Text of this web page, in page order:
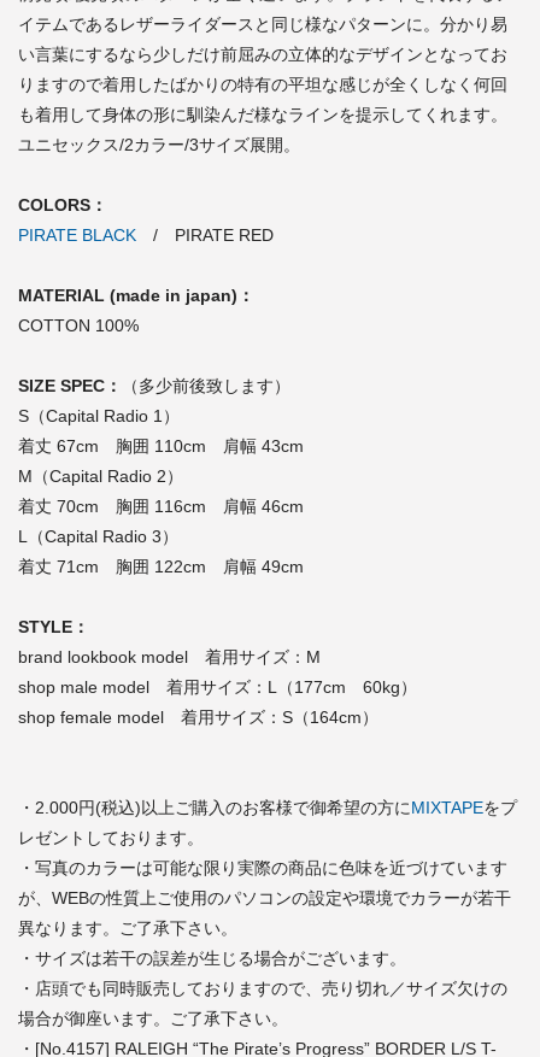
イテムであるレザーライダースと同じ様なパターンに。分かり易
い言葉にするなら少しだけ前屈みの立体的なデザインとなってお
りますので着用したばかりの特有の平坦な感じが全くしなく何回
も着用して身体の形に馴染んだ様なラインを提示してくれます。
ユニセックス/2カラー/3サイズ展開。
COLORS：
PIRATE BLACK / PIRATE RED
MATERIAL (made in japan)：
COTTON 100%
SIZE SPEC：
（多少前後致します）
S（Capital Radio 1）
着丈 67cm 胸囲 110cm 肩幅 43cm
M（Capital Radio 2）
着丈 70cm 胸囲 116cm 肩幅 46cm
L（Capital Radio 3）
着丈 71cm 胸囲 122cm 肩幅 49cm
STYLE：
brand lookbook model 着用サイズ：M
shop male model 着用サイズ：L（177cm 60kg）
shop female model 着用サイズ：S（164cm）
・2.000円(税込)以上ご購入のお客様で御希望の方にMIXTAPEをプ
レゼントしております。
・写真のカラーは可能な限り実際の商品に色味を近づけています
が、WEBの性質上ご使用のパソコンの設定や環境でカラーが若干
異なります。ご了承下さい。
・サイズは若干の誤差が生じる場合がございます。
・店頭でも同時販売しておりますので、売り切れ／サイズ欠けの
場合が御座います。ご了承下さい。
・[No.4157] RALEIGH “The Pirate’s Progress” BORDER L/S T-